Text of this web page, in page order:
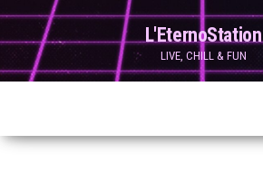
Skip
to
content
L'EternoStation
LIVE, CHILL & FUN